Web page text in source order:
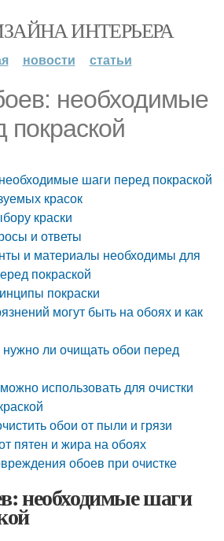
ИНТЕРЬЕРА
новости статьи
необходимые
покраской
шаги перед покраской
красок
краски
и ответы
и материалы необходимы для
покраской
покраски
могут быть на обоях и как
нужно ли очищать обои перед
использовать для очистки
обои от пыли и грязи
пятен и жира на обоях
обоев при очистке
необходимые шаги